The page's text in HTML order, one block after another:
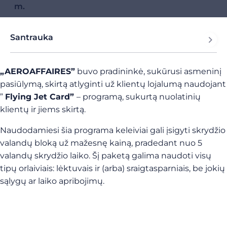
m.
Santrauka
„AEROAFFAIRES” buvo pradininkė, sukūrusi asmeninį
pasiūlymą, skirtą atlyginti už klientų lojalumą naudojant
” Flying Jet Card” – programą, sukurtą nuolatinių
klientų ir jiems skirtą.
Naudodamiesi šia programa keleiviai gali įsigyti skrydžio
valandų bloką už mažesnę kainą, pradedant nuo 5
valandų skrydžio laiko. Šį paketą galima naudoti visų
tipų orlaiviais: lėktuvais ir (arba) sraigtasparniais, be jokių
sąlygų ar laiko apribojimų.